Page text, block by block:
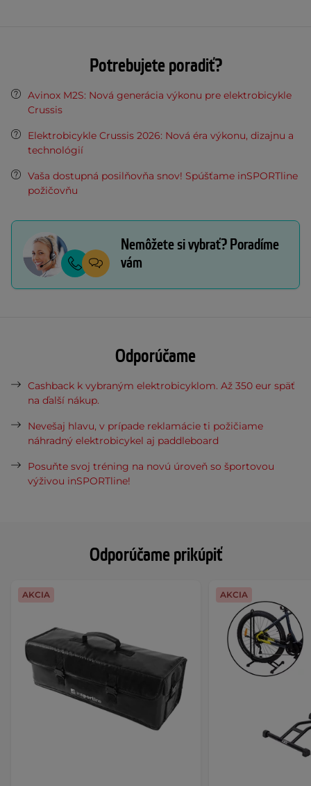
Odporúčame prikúpiť
AKCIA AKCIA
Potrebujete poradiť?
Avinox M2S: Nová generácia výkonu pre elektrobicykle
Crussis
Elektrobicykle Crussis 2026: Nová éra výkonu, dizajnu a
technológií
Vaša dostupná posilňovňa snov! Spúšťame inSPORTline
požičovňu
Nemôžete si vybrať? Poradíme
vám
Odporúčame
Cashback k vybraným elektrobicyklom. Až 350 eur späť
na ďalší nákup.
Nevešaj hlavu, v prípade reklamácie ti požičiame
náhradný elektrobicykel aj paddleboard
Posuňte svoj tréning na novú úroveň so športovou
výživou inSPORTline!